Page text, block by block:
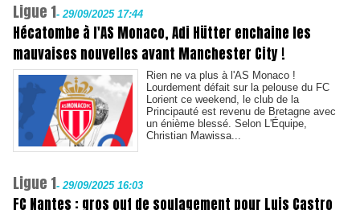
Ligue 1- 29/09/2025 17:44
Hécatombe à l'AS Monaco, Adi Hütter enchaine les
mauvaises nouvelles avant Manchester City !
Rien ne va plus à l'AS Monaco !
Lourdement défait sur la pelouse du FC
Lorient ce weekend, le club de la
Principauté est revenu de Bretagne avec
un énième blessé. Selon L'Équipe,
Christian Mawissa...
Ligue 1- 29/09/2025 16:03
FC Nantes : gros ouf de soulagement pour Luis Castro